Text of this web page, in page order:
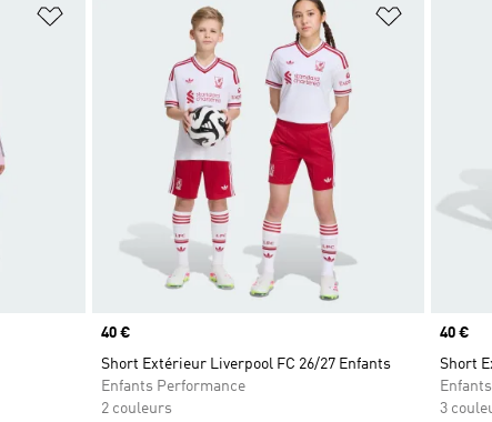
Ajouter à la Liste de produits favoris Ajouter à
Prix
40 €
Short Extérieur Liverpool FC 26/27 Enfants
Enfants Performance
2 couleurs
Prix
40 €
Short
3